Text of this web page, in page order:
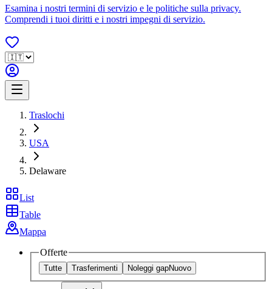
Esamina i nostri termini di servizio e le politiche sulla privacy.
Comprendi i tuoi diritti e i nostri impegni di servizio.
Traslochi
USA
Delaware
List
Table
Mappa
Offerte
Tutte Trasferimenti Noleggi gapNuovo